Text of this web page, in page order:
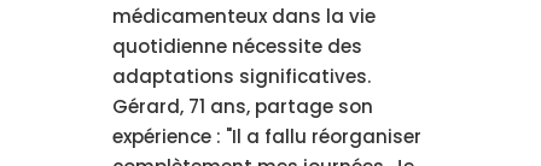
médicamenteux dans la vie
quotidienne nécessite des
adaptations significatives.
Gérard, 71 ans, partage son
expérience : "Il a fallu réorganiser